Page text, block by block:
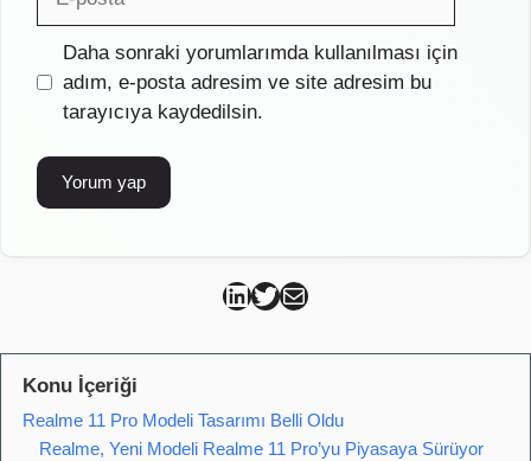
posta
İnternet
sitesi
Daha sonraki yorumlarımda kullanılması için
adım, e-posta adresim ve site adresim bu
tarayıcıya kaydedilsin.
Can Kütahya Linkedin
Can Kütahya Twitter
Can Kütahya Mail
Konu İçeriği
Realme 11 Pro Modeli Tasarımı Belli Oldu
Realme, Yeni Modeli Realme 11 Pro’yu Piyasaya Sürüyor